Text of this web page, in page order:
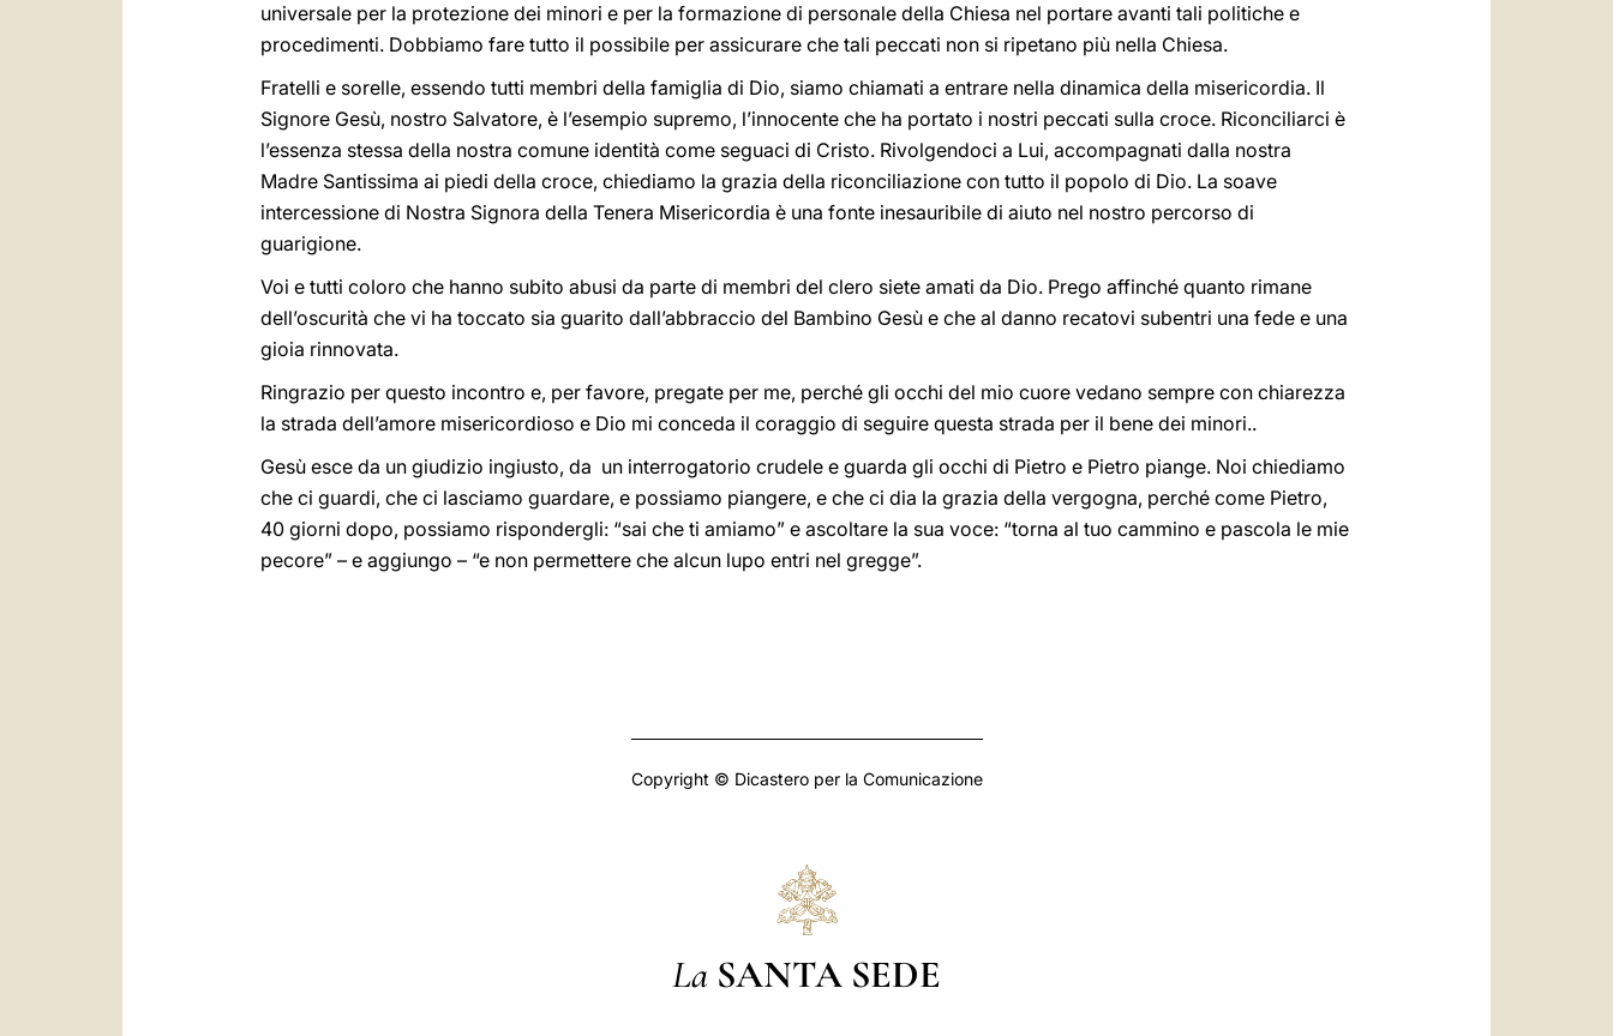
universale per la protezione dei minori e per la formazione di personale della Chiesa nel portare avanti tali politiche e
procedimenti. Dobbiamo fare tutto il possibile per assicurare che tali peccati non si ripetano più nella Chiesa.
Fratelli e sorelle, essendo tutti membri della famiglia di Dio, siamo chiamati a entrare nella dinamica della misericordia. Il
Signore Gesù, nostro Salvatore, è l’esempio supremo, l’innocente che ha portato i nostri peccati sulla croce. Riconciliarci è
l’essenza stessa della nostra comune identità come seguaci di Cristo. Rivolgendoci a Lui, accompagnati dalla nostra
Madre Santissima ai piedi della croce, chiediamo la grazia della riconciliazione con tutto il popolo di Dio. La soave
intercessione di Nostra Signora della Tenera Misericordia è una fonte inesauribile di aiuto nel nostro percorso di
guarigione.
Voi e tutti coloro che hanno subito abusi da parte di membri del clero siete amati da Dio. Prego affinché quanto rimane
dell’oscurità che vi ha toccato sia guarito dall’abbraccio del Bambino Gesù e che al danno recatovi subentri una fede e una
gioia rinnovata.
Ringrazio per questo incontro e, per favore, pregate per me, perché gli occhi del mio cuore vedano sempre con chiarezza
la strada dell’amore misericordioso e Dio mi conceda il coraggio di seguire questa strada per il bene dei minori..
Gesù esce da un giudizio ingiusto, da un interrogatorio crudele e guarda gli occhi di Pietro e Pietro piange. Noi chiediamo
che ci guardi, che ci lasciamo guardare, e possiamo piangere, e che ci dia la grazia della vergogna, perché come Pietro,
40 giorni dopo, possiamo rispondergli: “sai che ti amiamo” e ascoltare la sua voce: “torna al tuo cammino e pascola le mie
pecore” – e aggiungo – “e non permettere che alcun lupo entri nel gregge”.
Copyright © Dicastero per la Comunicazione
La SANTA SEDE